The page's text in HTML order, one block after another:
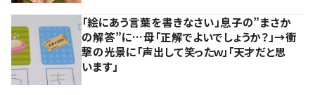
「絵にあう言葉を書きなさい」息子の”まさか
の解答”に…母「正解でよいでしょうか？」→衝
撃の光景に「声出して笑ったｗ」「天才だと思
います」